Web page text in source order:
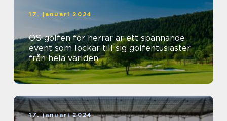
17. januari 2024
OS-golfen för herrar är ett spännande
event som lockar till sig golfentusiaster
från hela världen
17. januari 2024